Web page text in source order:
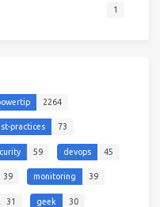
1
2264
practices 73
59 devops 45
39 monitoring 39
31 geek 30